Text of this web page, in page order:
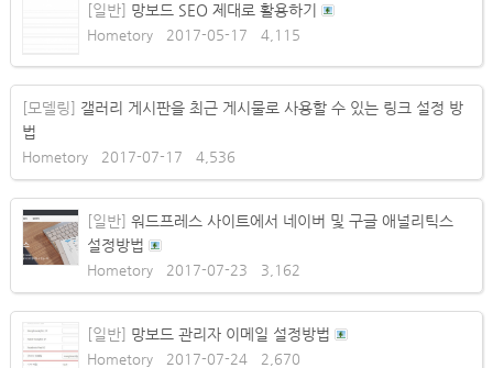
[일반] 망보드 SEO 제대로 활용하기
Hometory 2017-05-17 4,115
[모델링] 갤러리 게시판을 최근 게시물로 사용할 수 있는 링크 설정 방
법
Hometory 2017-07-17 4,536
[일반] 워드프레스 사이트에서 네이버 및 구글 애널리틱스
설정방법
Hometory 2017-07-23 3,162
[일반] 망보드 관리자 이메일 설정방법
Hometory 2017-07-24 2,670